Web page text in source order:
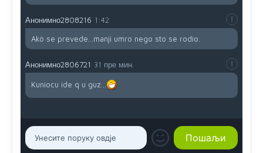
Анонимно2808216 1:42
Akò se prevede...manji umro nego sto se rodio.
Анонимно2806721 31 пре мин.
Kuniocu ide q u guz...